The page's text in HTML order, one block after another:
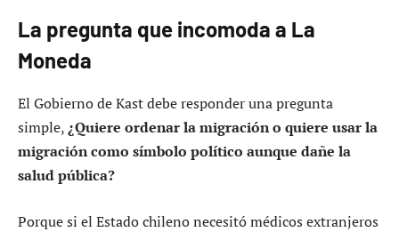
La pregunta que incomoda a La
Moneda
El Gobierno de Kast debe responder una pregunta
simple, ¿Quiere ordenar la migración o quiere usar la
migración como símbolo político aunque dañe la
salud pública?
Porque si el Estado chileno necesitó médicos extranjeros